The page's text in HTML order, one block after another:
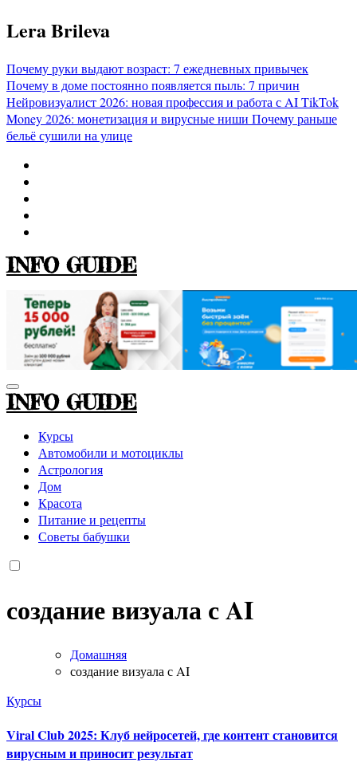
Перейти
к
Lera Brileva
Почему руки выдают возраст: 7 ежедневных привычек
Почему в доме постоянно появляется пыль: 7 причин
Нейровизуалист 2026: новая профессия и работа с AITikTok
Money 2026: монетизация и вирусные ниши Почему раньше
бельё сушили на улице
INFO GUIDE
INFO GUIDE
Курсы
Автомобили и мотоциклы
Астрология
Дом
Красота
Питание и рецепты
Советы бабушки
создание визуала с AI
Домашняя
создание визуала с AI
Курсы
Viral Club 2025: Клуб нейросетей, где контент становится
вирусным и приносит результат